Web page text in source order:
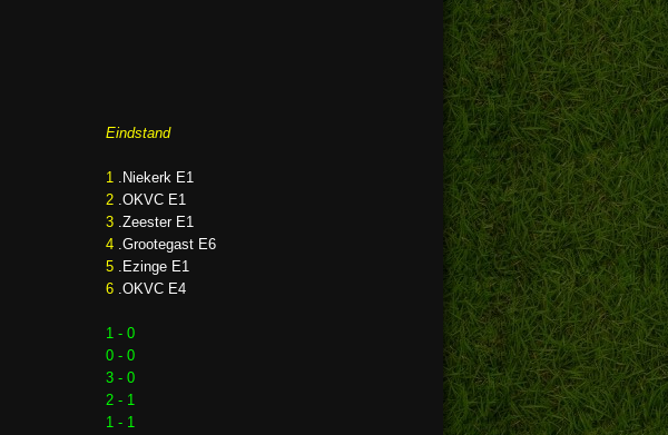
Eindstand
1 .Niekerk E1
2 .OKVC E1
3 .Zeester E1
4 .Grootegast E6
5 .Ezinge E1
6 .OKVC E4
1 - 0
0 - 0
3 - 0
2 - 1
1 - 1